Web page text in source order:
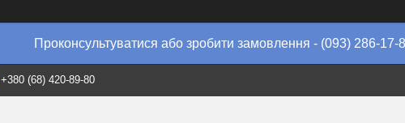
Проконсультуватися або зробити замовлення - (093) 286-17-
+380 (68) 420-89-80